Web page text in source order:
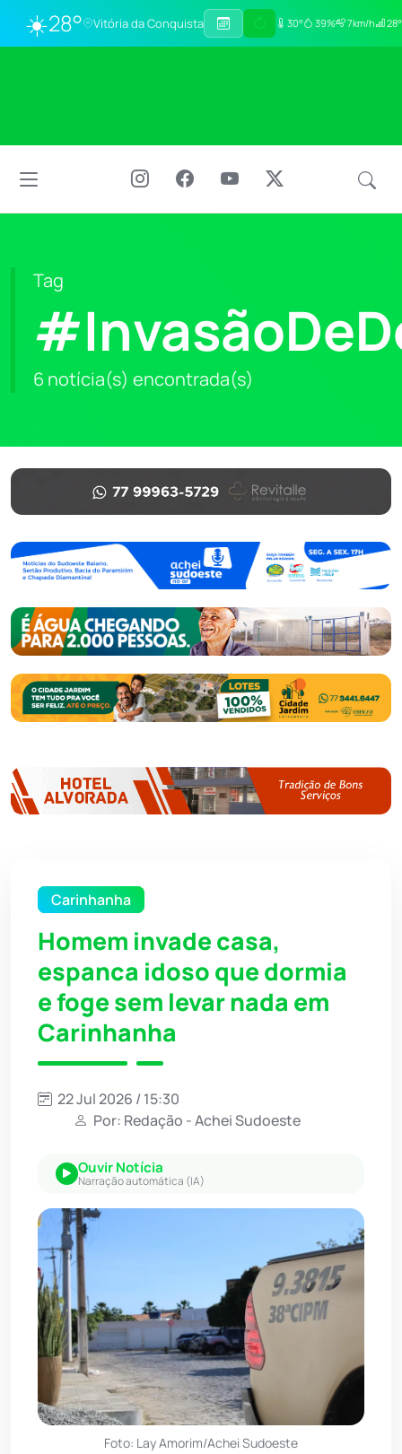
☀️28° Vitória da Conquista 30° 39% 7km/h
Tag
6 notícia(s) encontrada(s)
Carinhanha
Homem invade casa,
espanca idoso que dormia
e foge sem levar nada em
Carinhanha
22 Jul 2026 / 15:30
Por: Redação - Achei Sudoeste
Ouvir Notícia
Narração automática (IA)
Foto: Lay Amorim/Achei Sudoeste